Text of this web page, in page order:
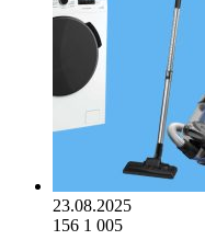
23.08.2025
156 1 005